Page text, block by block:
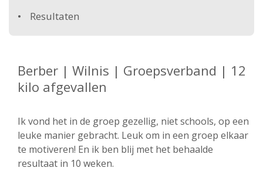
Resultaten
Berber | Wilnis | Groepsverband | 12
kilo afgevallen
Ik vond het in de groep gezellig, niet schools, op een
leuke manier gebracht. Leuk om in een groep elkaar
te motiveren! En ik ben blij met het behaalde
resultaat in 10 weken.